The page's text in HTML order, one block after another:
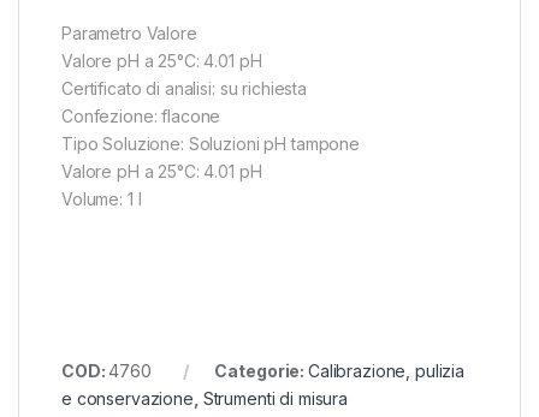
Parametro Valore
Valore pH a 25°C: 4.01 pH
Certificato di analisi: su richiesta
Confezione: flacone
Tipo Soluzione: Soluzioni pH tampone
Valore pH a 25°C: 4.01 pH
Volume: 1 l
COD:4760 Categorie: Calibrazione, pulizia
e conservazione Strumenti di misura